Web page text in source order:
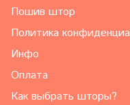
Пошив штор
Политика
Инфо
Оплата
Как выбрать шторы?